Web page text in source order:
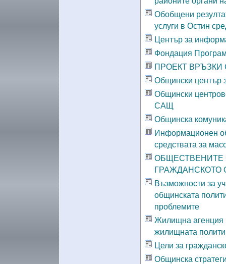
Обобщени
услуги в Остин
Център за
Фондация
ПРОЕКТ
Общински център
Общински
САЩ
Общинска
Информационен
средствата за
ОБЩЕСТВЕНИТЕ
ГРАЖДАНСКОТО
Възможности за
общинската
проблемите
Жилищна агенция
жилищната
Цели за
Общинска